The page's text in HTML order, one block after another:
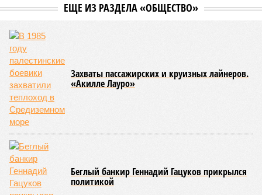
ЕЩЕ ИЗ РАЗДЕЛА «ОБЩЕСТВО»
Захваты пассажирских и круизных лайнеров.
«Акилле Лауро»
Беглый банкир Геннадий Гацуков прикрылся
политикой